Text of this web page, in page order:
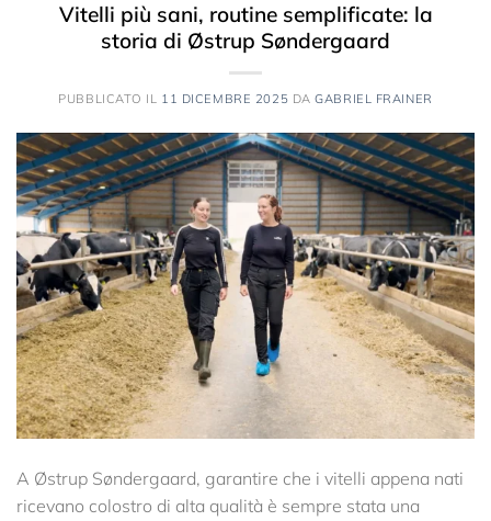
Vitelli più sani, routine semplificate: la
storia di Østrup Søndergaard
PUBBLICATO IL 11 DICEMBRE 2025 DAGABRIEL FRAINER
A Østrup Søndergaard, garantire che i vitelli appena nati
ricevano colostro di alta qualità è sempre stata una